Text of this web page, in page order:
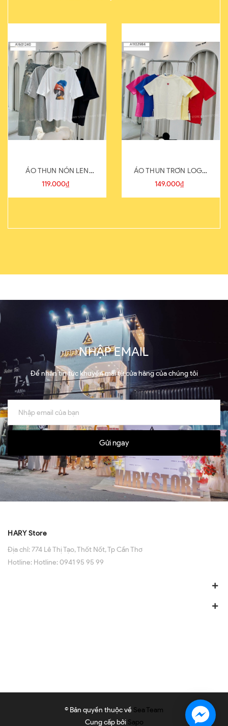
ÁO THUN NÓN LEN
821-1
119.000₫
ÁO THUN TRƠN LOGO
SAU
149.000₫
NHẬP EMAIL
Để nhận tin tức khuyến mãi từ cửa hàng của chúng tôi
Gửi ngay
HARY Store
Địa chỉ:774 Lê Thị Tạo, Thốt Nốt, Tp Cần Thơ
Hotline: Hotline: 0941 95 95 99
© Bản quyền thuộc về Sea Team
Cung cấp bởi Sapo